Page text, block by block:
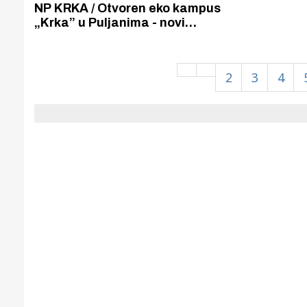
NP KRKA / Otvoren eko kampus
„Krka” u Puljanima - novi
prezentira moderno i interaktivno.
2 3 4